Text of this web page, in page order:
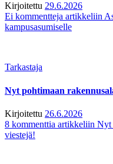
Kirjoitettu 29.6.2026
Ei kommentteja artikkeliin
kampusasumiselle
Tarkastaja
Nyt pohtimaan
Kirjoitettu 26.6.2026
8 kommenttia artikkeliin Nyt
viestejä!